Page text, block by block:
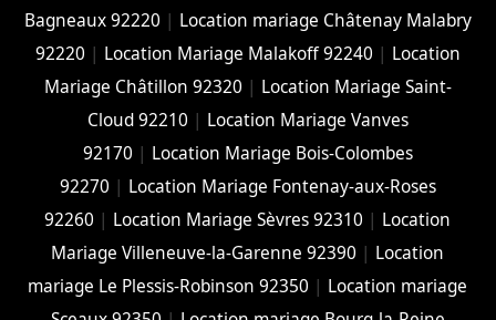
Bagneaux 92220 | Location mariage Châtenay Malabry
92220 | Location Mariage Malakoff 92240 | Location
Mariage Châtillon 92320 | Location Mariage Saint-
Cloud 92210 | Location Mariage Vanves
92170 | Location Mariage Bois-Colombes
92270 | Location Mariage Fontenay-aux-Roses
92260 | Location Mariage Sèvres 92310 | Location
Mariage Villeneuve-la-Garenne 92390 | Location
mariage Le Plessis-Robinson 92350 | Location mariage